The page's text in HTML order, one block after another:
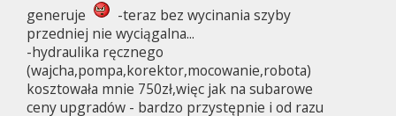
generuje
-teraz bez wycinania szyby
przedniej nie wyciągalna...
-hydraulika ręcznego
(wajcha,pompa,korektor,mocowanie,robota)
kosztowała mnie 750zł,więc jak na subarowe
ceny upgradów - bardzo przystępnie i od razu